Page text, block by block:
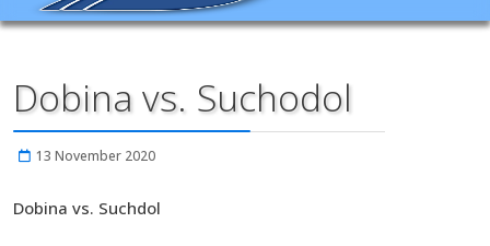
Dobina vs. Suchodol
13 November 2020
Dobina vs. Suchdol